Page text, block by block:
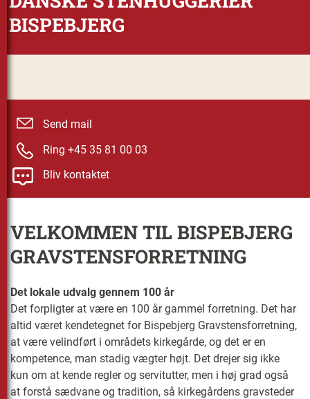
BISPEBJERG
Send mail
Ring +45 35 81 00 03
Bliv kontaktet
VELKOMMEN TIL BISPEBJERG
GRAVSTENSFORRETNING
Det lokale udvalg gennem 100 år
Det forpligter at være en 100 år gammel forretning. Det har
altid været kendetegnet for Bispebjerg Gravstensforretning,
at være velindført i områdets kirkegårde, og det er en
kompetence, man stadig vægter højt. Det drejer sig ikke
kun om at kende regler og servitutter, men i høj grad også
at forstå sædvane og tradition, så kirkegårdens gravsteder